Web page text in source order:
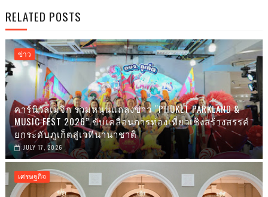
RELATED POSTS
ข่าว
คาร์นิวัลเมจิก ร่วมหนุนแถลงข่าว “PHUKET PARKLAND &
MUSIC FEST 2026” ขับเคลื่อนการท่องเที่ยวเชิงสร้างสรรค์
ยกระดับภูเก็ตสู่เวทีนานาชาติ
JULY 17, 2026
เศรษฐกิจ